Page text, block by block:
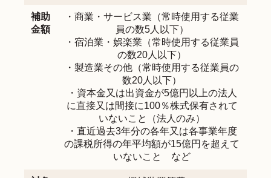
補助
金額
・商業・サービス業（常時使用する従業
員の数5人以下）
・宿泊業・娯楽業（常時使用する従業員
の数20人以下）
・製造業その他（常時使用する従業員の
数20人以下）
・資本金又は出資金が5億円以上の法人
に直接又は間接に100％株式保有されて
いないこと（法人のみ）
・直近過去3年分の各年又は各事業年度
の課税所得の年平均額が15億円を超えて
いないこと など